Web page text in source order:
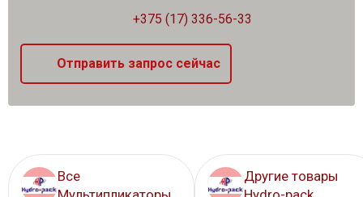
+375 (17) 336-56-33
Отправить запрос сейчас
Все
Другие товары